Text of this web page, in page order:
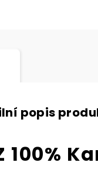
popis
100%